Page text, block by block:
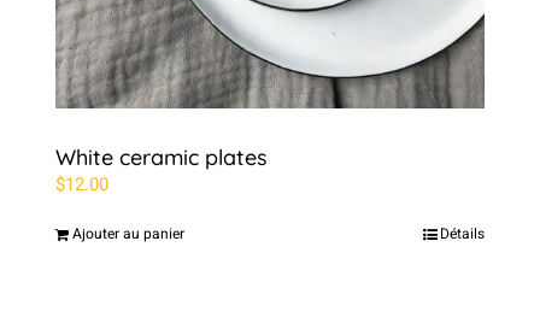
White ceramic plates
$12.00
Ajouter au panier Détails